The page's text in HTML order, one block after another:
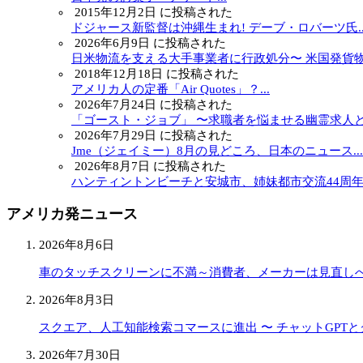
2015年12月2日 に投稿された
ドジャース新監督は沖縄生まれ! デーブ・ロバーツ氏
2026年6月9日 に投稿された
日米物流を支える大手事業者に行政処分〜 米国発貨
2018年12月18日 に投稿された
アメリカ人の定番「Air Quotes」？...
2026年7月24日 に投稿された
「ゴースト・ジョブ」 〜求職者を悩ませる幽霊求人
2026年7月29日 に投稿された
Jme（ジェイミー）8月の見どころ、日本のニュース...
2026年8月7日 に投稿された
ハンティントンビーチと安城市、姉妹都市交流44周
アメリカ発ニュース
2026年8月6日
車のタッチスクリーンに不満～消費者、メーカーは見直し
2026年8月3日
スクエア、人工知能検索コマースに進出 〜 チャットGPT
2026年7月30日